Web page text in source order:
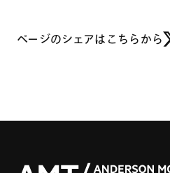
ページのシェアはこちらから